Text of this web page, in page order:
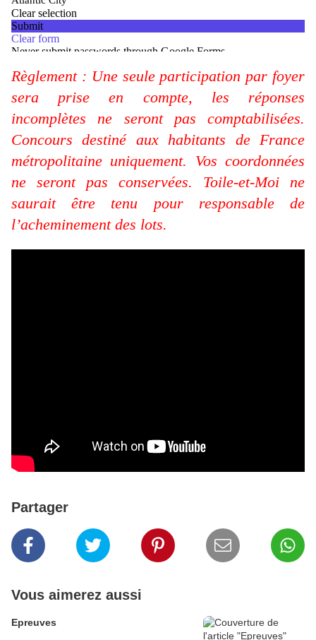
Règlement : Une seule participation par foyer
sera prise en compte, les réponses
incomplètes ne seront pas comptabilisées.
Concours destiné aux habitants de France
métropolitaine uniquement. Vos coordonnées
ne seront pas conservées. Toile-et-Moi ne
saurait être tenu pour responsable de
l’acheminement des lots.
Partager
Vous aimerez aussi
Epreuves